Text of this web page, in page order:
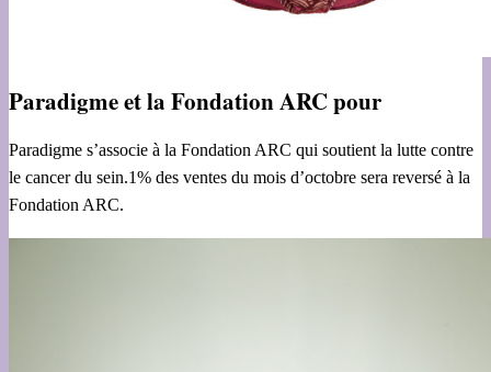
Paradigme et la Fondation ARC pour
Paradigme s’associe à la Fondation ARC qui soutient la lutte contre
le cancer du sein.1% des ventes du mois d’octobre sera reversé à la
Fondation ARC.